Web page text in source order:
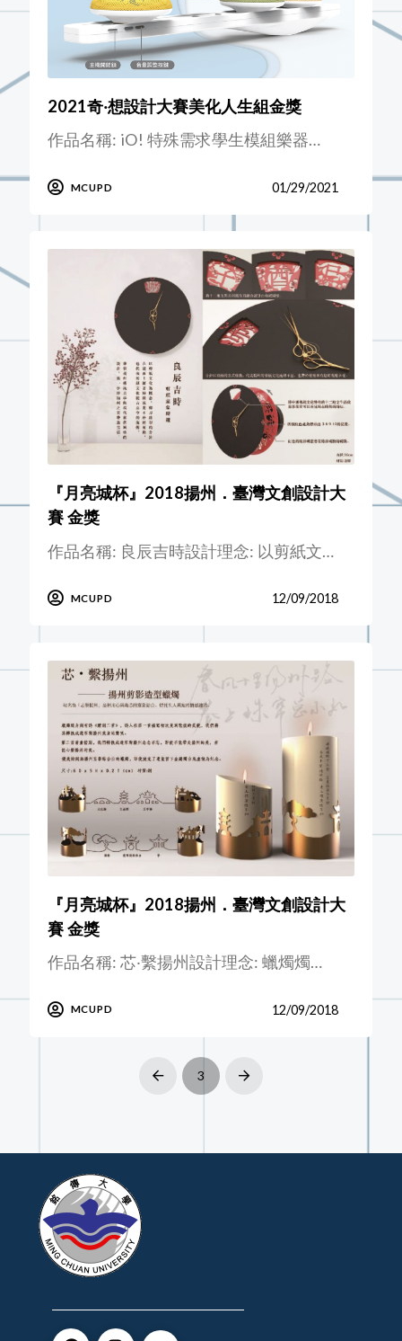
2021奇‧想設計大賽美化人生組金獎
作品名稱: iO! 特殊需求學生模組樂器…
MCUPD 01/29/2021
『月亮城杯』2018揚州．臺灣文創設計大
賽 金獎
作品名稱: 良辰吉時設計理念: 以剪紙文…
MCUPD 12/09/2018
『月亮城杯』2018揚州．臺灣文創設計大
賽 金獎
作品名稱: 芯‧繫揚州設計理念: 蠟燭燭…
MCUPD 12/09/2018
Prev 3 Next